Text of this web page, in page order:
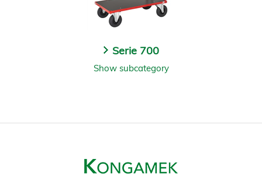
Serie 700
Show subcategory